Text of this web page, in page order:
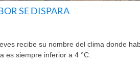
SE DISPARA
recibe su nombre del clima donde
es siempre inferior a 4 °C.